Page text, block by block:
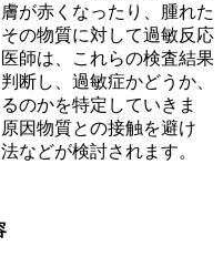
が赤くなったり、腫れた
の物質に対して過敏反応
師は、これらの検査結果
断し、過敏症かどうか、
のかを特定していきま
因物質との接触を避け
などが検討されます。